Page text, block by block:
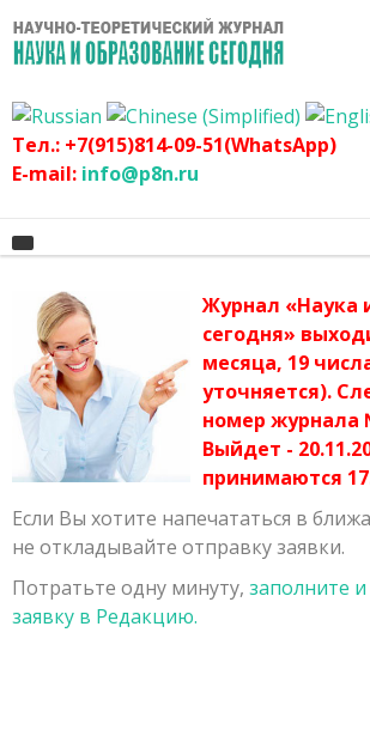
Тел.: +7(915)814-09-51(WhatsApp)
E-mail: info@p8n.ru
Главная
Архив журнала
Сертификат
Публикационная этика журнала
Политика журнала
Порядок рецензирования рукописей,
редакцию
О журнале
График
Оргвзнос
Наши авторы
Физико-математические науки
Химические науки
Заявка на публикацию
Контакты
Журнал «Наука
сегодня»
месяца, 19
уточняется).
номер журнала
Выйдет -
принимаются
Если Вы хотите напечататься в
не откладывайте отправку заявки.
Потратьте одну минуту, заполните
заявку в Редакцию.